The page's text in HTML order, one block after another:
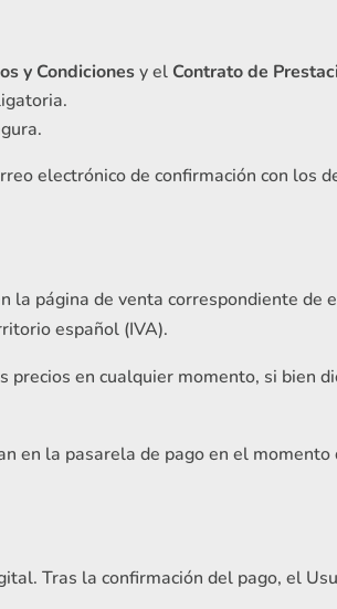
y Condicionesy el Contrato de
electrónico de confirmación con los
la página de venta correspondiente de
español (IVA).
precios en cualquier momento, si bien
en la pasarela de pago en el
Tras la confirmación del pago, el